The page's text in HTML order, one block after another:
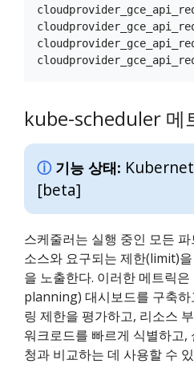
kube-scheduler 메
기능 상태:
[beta]
스케줄러는 실행 중인 모든
소스와 요구되는 제한(limit)
을 노출한다. 이러한 메트릭
planning) 대시보드를 구축
링 제한을 평가하고, 리소스
워크로드를 빠르게 식별하고,
청과 비교하는 데 사용할 수